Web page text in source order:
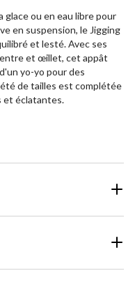
ou en eau libre pour
en suspension, le Jigging
et lesté. Avec ses
et œillet, cet appât
yo-yo pour des
de tailles est complétée
et éclatantes.